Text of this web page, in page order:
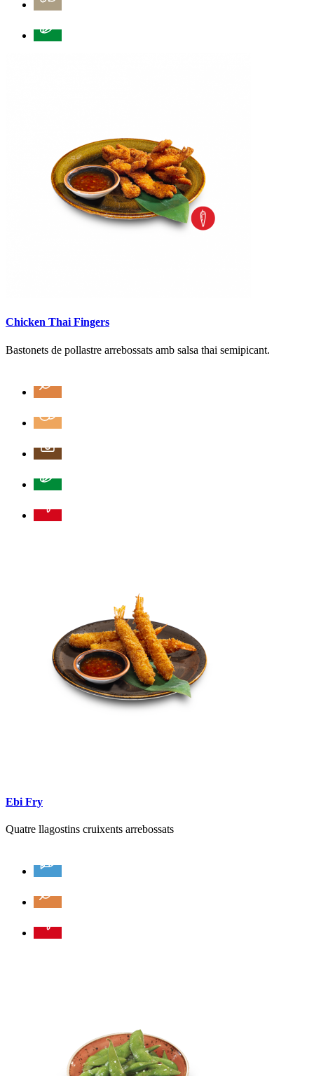
Chicken Thai Fingers
Bastonets de pollastre arrebossats amb salsa thai semipicant.
Ebi Fry
Quatre llagostins cruixents arrebossats